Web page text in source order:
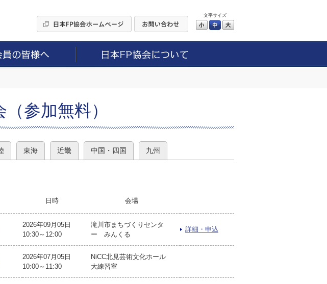
文字サイズ
小 中
参加無料）
東海 近畿 中国・四国 九州
日時 会場
2026年09月05日
10:30～12:00
滝川市まちづくりセンタ
ー みんくる
詳細・申込
2026年07月05日
10:00～11:30
NiCC北見芸術文化ホール
大練習室